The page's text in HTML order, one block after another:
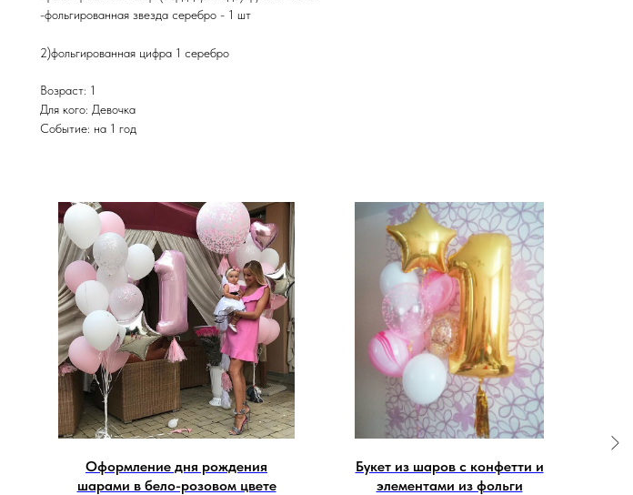
-фольгированная звезда серебро - 1 шт
2)фольгированная цифра 1 серебро
Возраст: 1
Для кого: Девочка
Событие: на 1 год
Оформление дня рождения
шарами в бело-розовом цвете
Букет из шаров с конфетти и
элементами из фольги